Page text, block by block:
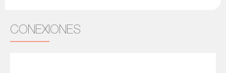
CONEXIONES